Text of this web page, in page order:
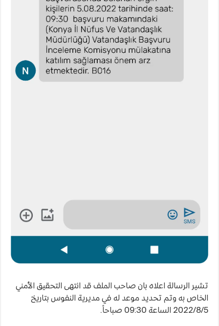
تشير الرسالة اعلاه بان صاحب الملف قد انتهى التحقيق الأمني
الخاص به وتم تحديد موعد له في مديرية النفوس بتاريخ
2022/8/5 الساعة 09:30 صباحاً.